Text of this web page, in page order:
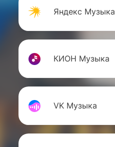
Яндекс Музыка
КИОН Музыка
VK Музыка